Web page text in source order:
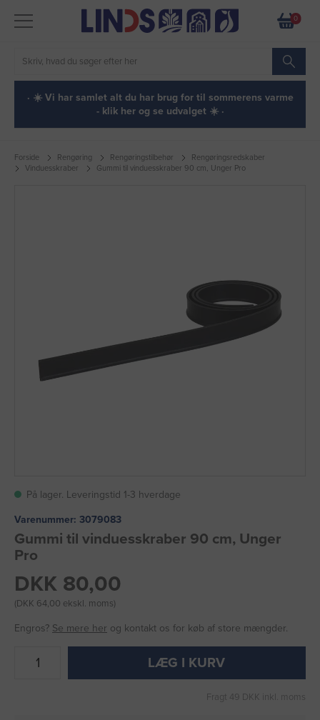
0
· ☀️ Vi har samlet alt du har brug for til sommerens varme
- klik her og se udvalget ☀️ ·
Forside Rengøring Rengøringstilbehør
Rengøringsredskaber
Vinduesskraber
Gummi til vinduesskraber 90 cm, Unger Pro
På lager. Leveringstid 1-3 hverdage
Varenummer: 3079083
Gummi til vinduesskraber 90 cm, Unger
Pro
DKK 80,00
(DKK 64,00 ekskl. moms)
Engros? Se mere her og kontakt os for køb af store mængder.
LÆG I KURV
Fragt 49 DKK inkl. moms